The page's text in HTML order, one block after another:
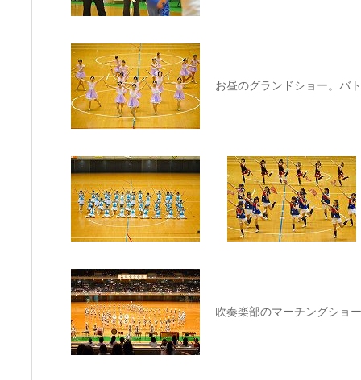
お昼のグランドショー。バ
吹奏楽部のマーチングショー